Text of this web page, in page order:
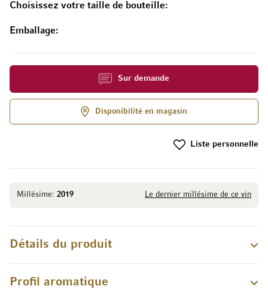
Millésime: 2019 Le dernier millésime de ce vin
Choisissez votre taille de bouteille
Emballage
Sur demande
Disponibilité en magasin
Liste personnelle
Détails du produit
Profil aromatique